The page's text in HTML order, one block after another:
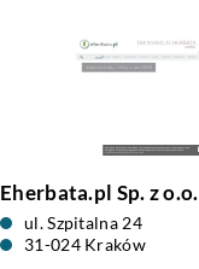
Eherbata.pl Sp. z o.o.
ul. Szpitalna 24
31-024 Kraków